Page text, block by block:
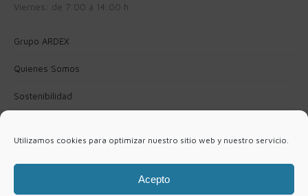
Utilizamos cookies para optimizar nuestro sitio web y nuestro servicio.
Acepto
Viernes: de 7:00 a 14:00 h.
Grupo ARDEX
Quienes Somos
Sostenibilidad